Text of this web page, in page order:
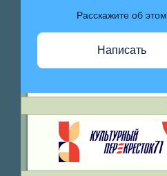
Расскажите об этом
Написать